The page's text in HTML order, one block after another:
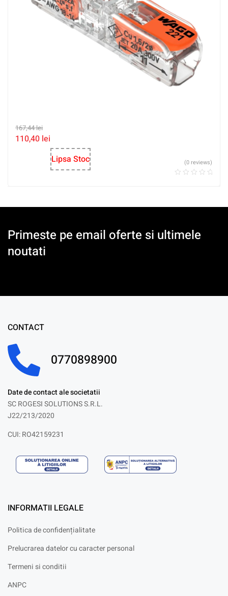
167,44lei
110,40 lei
Lipsa Stoc
(0 reviews)
Primeste pe email oferte si ultimele
noutati
CONTACT
0770898900
Date de contact ale societatii
SC ROGESI SOLUTIONS S.R.L.
J22/213/2020
CUI: RO42159231
INFORMATII LEGALE
Politica de confidențialitate
Prelucrarea datelor cu caracter personal
Termeni si conditii
ANPC